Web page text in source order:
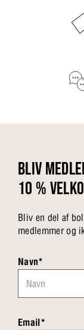
BLIV
10 %
Bliv en del af
medlemmer og
Navn*
Email*